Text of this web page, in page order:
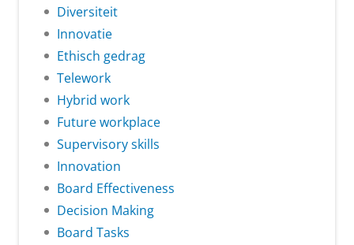
Diversiteit
Innovatie
Ethisch gedrag
Telework
Hybrid work
Future workplace
Supervisory skills
Innovation
Board Effectiveness
Decision Making
Board Tasks